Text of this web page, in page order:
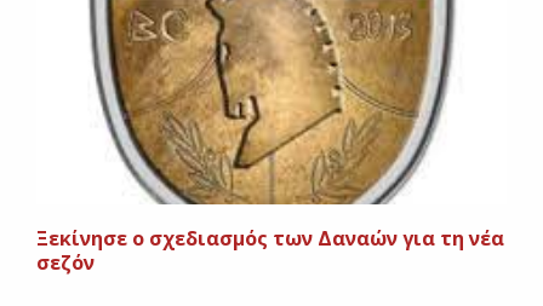
Ξεκίνησε ο σχεδιασμός των Δαναών για τη νέα
σεζόν